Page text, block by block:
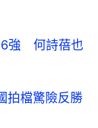
強 何詩蓓也
拍檔驚險反勝